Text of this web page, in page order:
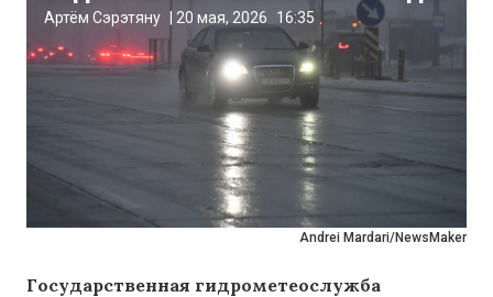
Andrei Mardari/NewsMaker
Артём Сэрэтяну 20 мая, 2026 16:35
Государственная гидрометеослужба